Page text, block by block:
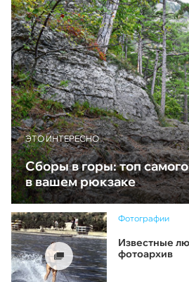
ЭТО ИНТЕРЕСНО
Сборы в горы: топ
в вашем рюкзаке
Фотографии
Известные
фотоархив